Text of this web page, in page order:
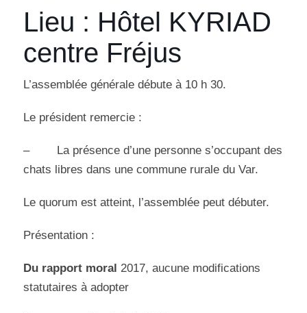
Lieu : Hôtel KYRIAD
centre Fréjus
L’assemblée générale débute à 10 h 30.
Le président remercie :
– La présence d’une personne s’occupant des
chats libres dans une commune rurale du Var.
Le quorum est atteint, l’assemblée peut débuter.
Présentation :
Du rapport moral 2017, aucune modifications
statutaires à adopter